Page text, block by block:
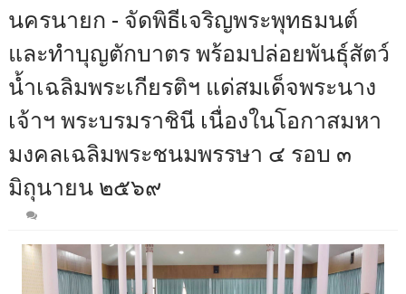
นครนายก - จัดพิธีเจริญพระพุทธมนต์
และทำบุญตักบาตร พร้อมปล่อยพันธุ์สัตว์
น้ำเฉลิมพระเกียรติฯ แด่สมเด็จพระนาง
เจ้าฯ พระบรมราชินี เนื่องในโอกาสมหา
มงคลเฉลิมพระชนมพรรษา ๔ รอบ ๓
มิถุนายน ๒๕๖๙